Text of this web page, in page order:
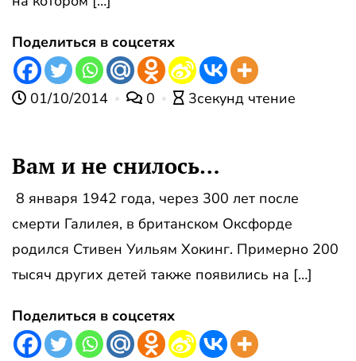
Поделиться в соцсетях
01/10/2014 0 3секунд чтение
Вам и не снилось…
8 января 1942 года, через 300 лет после
смерти Галилея, в британском Оксфорде
родился Стивен Уильям Хокинг. Примерно 200
тысяч других детей также появились на […]
Поделиться в соцсетях